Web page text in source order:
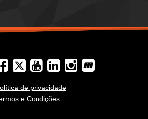
de privacidade
e Condições